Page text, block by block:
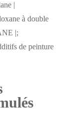
|
à double
|;
de peinture